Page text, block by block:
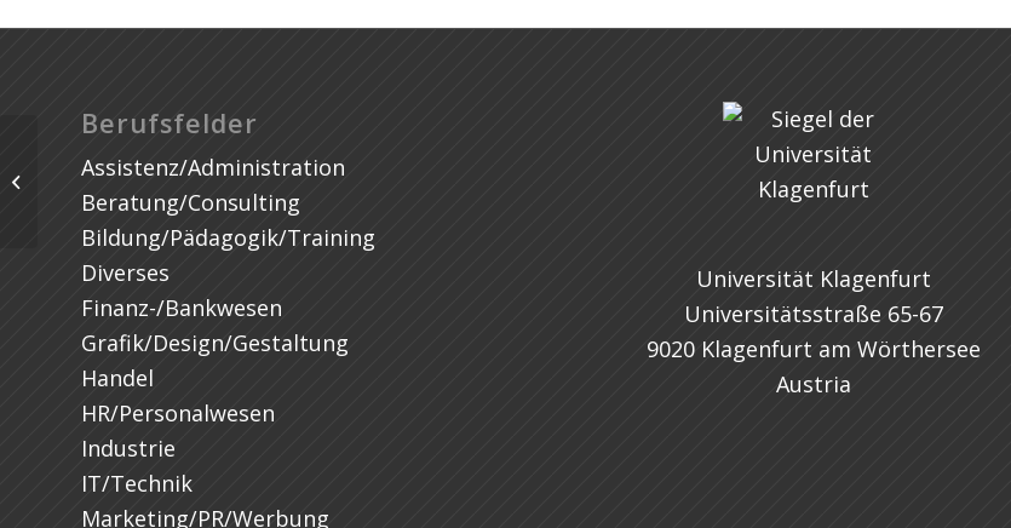
Berufsfelder
Assistenz/Administration
Beratung/Consulting
Bildung/Pädagogik/Training
Diverses
Finanz-/Bankwesen
Grafik/Design/Gestaltung
Handel
HR/Personalwesen
Industrie
IT/Technik
Marketing/PR/Werbung
Universität Klagenfurt
Universitätsstraße 65-67
9020 Klagenfurt am Wörthersee
Austria